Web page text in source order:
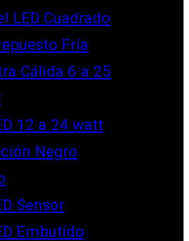
LED Cuadrado
Fría
Cálida 6 a 25
12 a 24 watt
Negro
Sensor
Embutido